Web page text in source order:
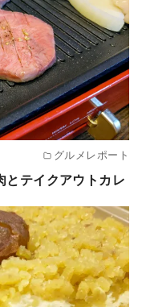
グルメレポート
とテイクアウトカレ